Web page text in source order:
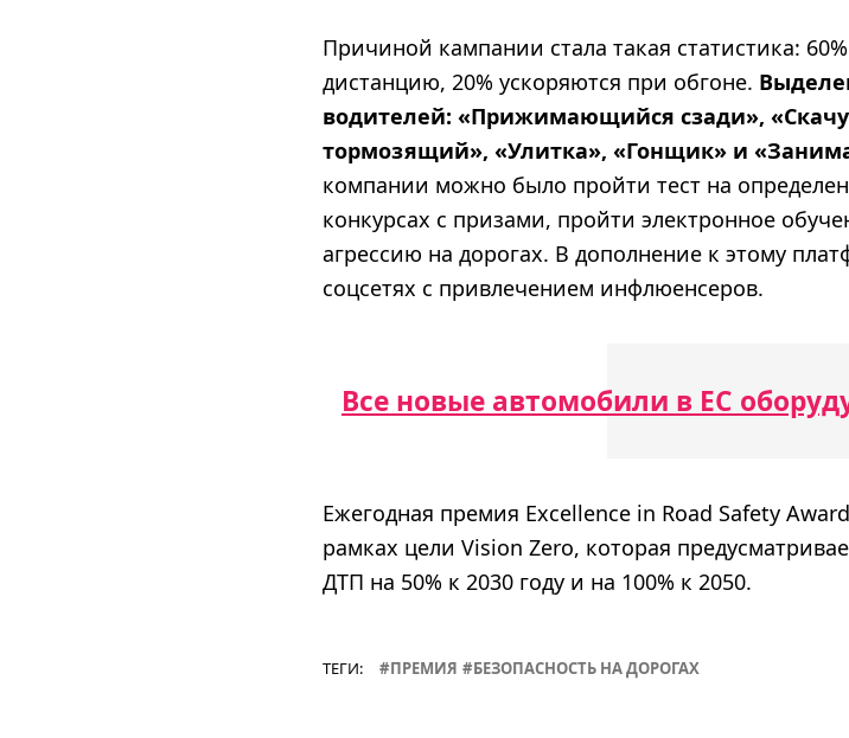
Причиной кампании стала такая статистика:
дистанцию, 20% ускоряются при обгоне.
водителей: «Прижимающийся сзади»,
тормозящий», «Улитка», «Гонщик» и
компании можно было пройти тест на
конкурсах с призами, пройти электронное
агрессию на дорогах. В дополнение к этому
соцсетях с привлечением инфлюенсеров.
Все новые автомобили в ЕС
Ежегодная премия Excellence in Road Safety
рамках цели Vision Zero, которая
ДТП на 50% к 2030 году и на 100% к 2050.
ТЕГИ: ПРЕМИЯ БЕЗОПАСНОСТЬ НА ДОРОГАХ